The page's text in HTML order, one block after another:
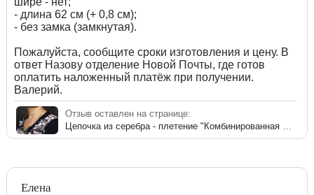
- длина 62 см (+ 0,8 см);
- без замка (замкнутая).
Пожалуйста, сообщите сроки изготовления и цену. В
ответ Назову отделение Новой Почты, где готов
оплатить наложенный платёж при получении.
Валерий.
Отзыв оставлен на странице:
Елена